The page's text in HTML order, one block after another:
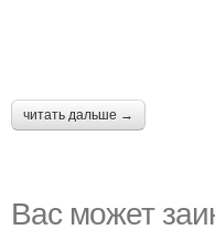
читать дальше →
Вас может